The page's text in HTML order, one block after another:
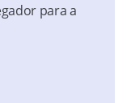
para a